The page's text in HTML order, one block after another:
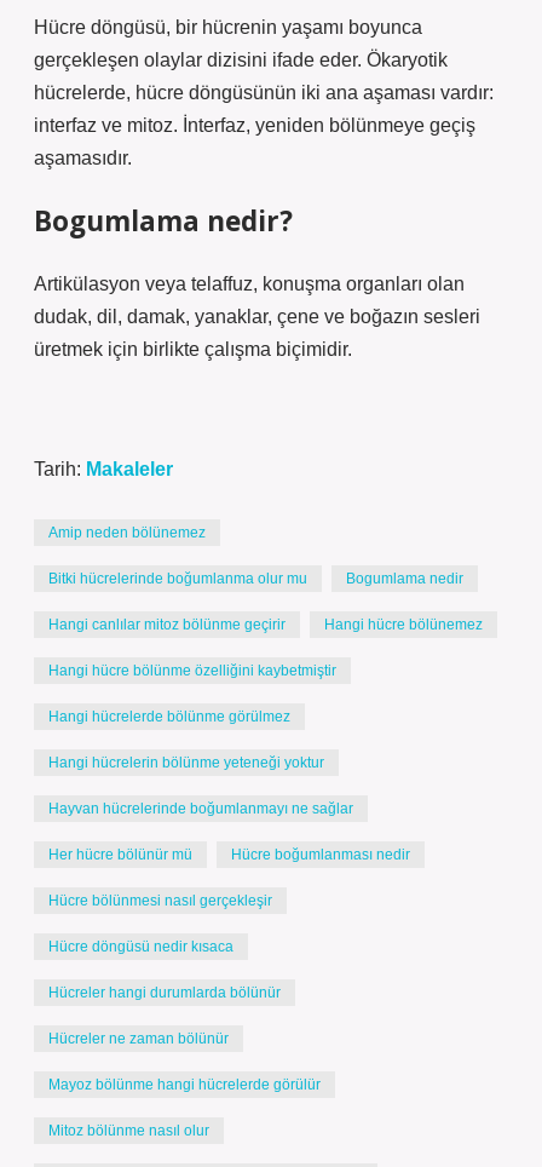
Hücre döngüsü, bir hücrenin yaşamı boyunca
gerçekleşen olaylar dizisini ifade eder. Ökaryotik
hücrelerde, hücre döngüsünün iki ana aşaması vardır:
interfaz ve mitoz. İnterfaz, yeniden bölünmeye geçiş
aşamasıdır.
Bogumlama nedir?
Artikülasyon veya telaffuz, konuşma organları olan
dudak, dil, damak, yanaklar, çene ve boğazın sesleri
üretmek için birlikte çalışma biçimidir.
Tarih: Makaleler
Amip neden bölünemez
Bitki hücrelerinde boğumlanma olur mu Bogumlama nedir
Hangi canlılar mitoz bölünme geçirir Hangi hücre bölünemez
Hangi hücre bölünme özelliğini kaybetmiştir
Hangi hücrelerde bölünme görülmez
Hangi hücrelerin bölünme yeteneği yoktur
Hayvan hücrelerinde boğumlanmayı ne sağlar
Her hücre bölünür mü Hücre boğumlanması nedir
Hücre bölünmesi nasıl gerçekleşir
Hücre döngüsü nedir kısaca
Hücreler hangi durumlarda bölünür
Hücreler ne zaman bölünür
Mayoz bölünme hangi hücrelerde görülür
Mitoz bölünme nasıl olur